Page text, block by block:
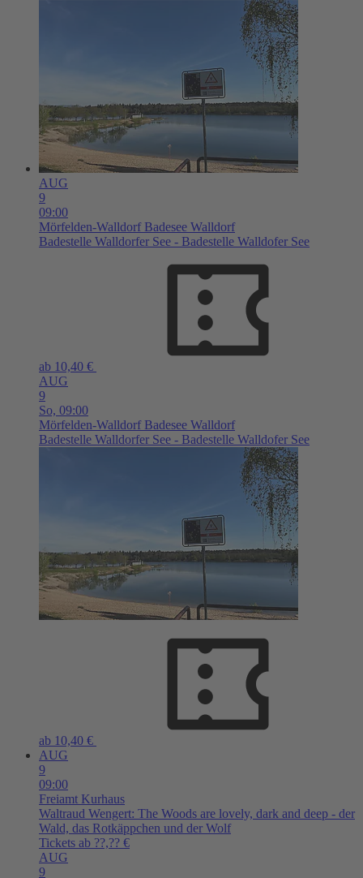
AUG
9
09:00
Mörfelden-Walldorf Badesee Walldorf
Badestelle Walldorfer See - Badestelle Walldofer See
ab 10,40 €
AUG
9
So, 09:00
Mörfelden-Walldorf Badesee Walldorf
Badestelle Walldorfer See - Badestelle Walldofer See
ab 10,40 €
AUG
9
09:00
Freiamt Kurhaus
Waltraud Wengert: The Woods are lovely, dark and deep - der
Wald, das Rotkäppchen und der Wolf
Tickets ab ??,?? €
AUG
9